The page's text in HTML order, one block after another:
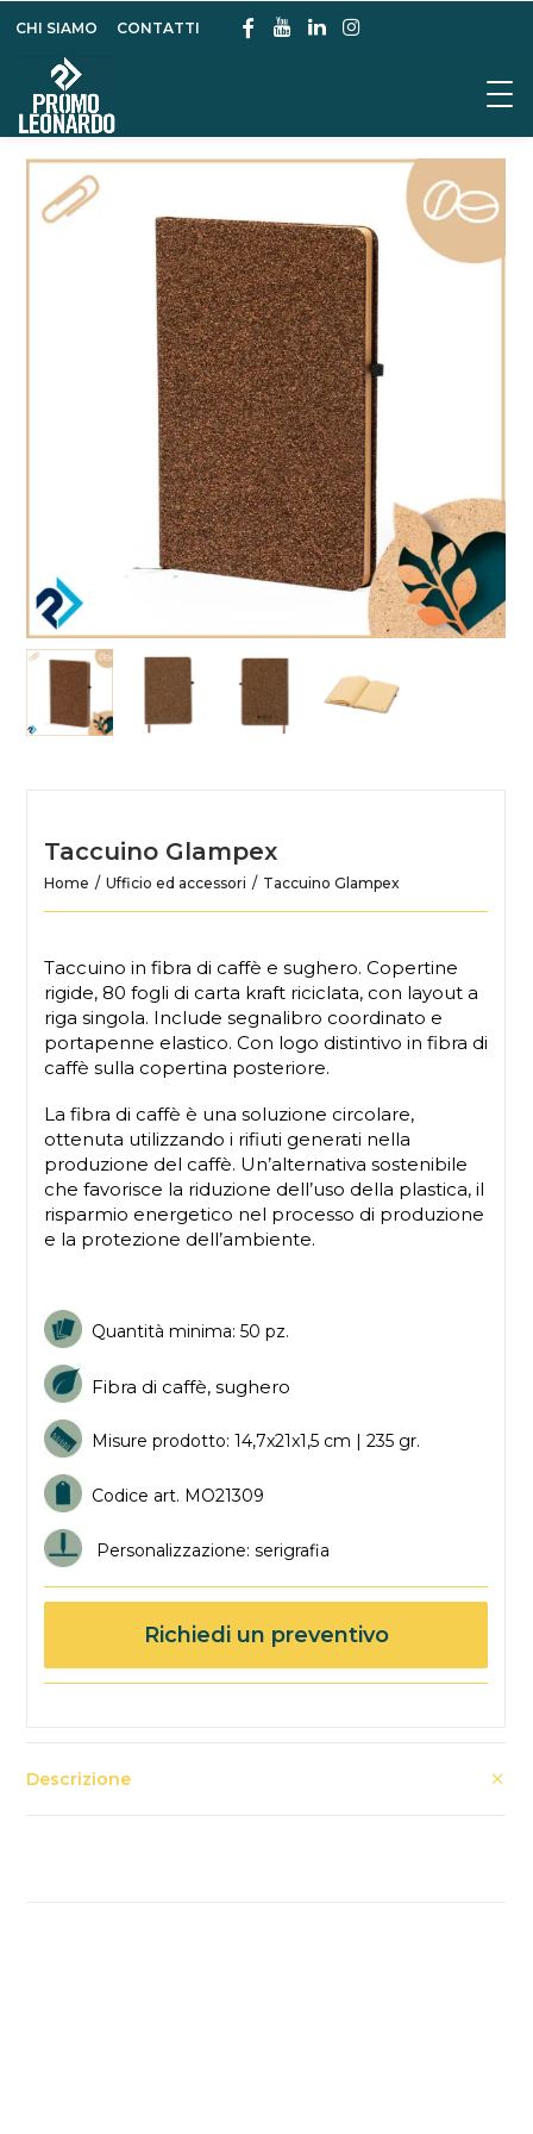
CHI SIAMO CONTATTI
Taccuino Glampex
Home Ufficio ed accessori Taccuino Glampex
Taccuino in fibra di caffè e sughero. Copertine
rigide, 80 fogli di carta kraft riciclata, con layout a
riga singola. Include segnalibro coordinato e
portapenne elastico. Con logo distintivo in fibra di
caffè sulla copertina posteriore.
La fibra di caffè è una soluzione circolare,
ottenuta utilizzando i rifiuti generati nella
produzione del caffè. Un’alternativa sostenibile
che favorisce la riduzione dell’uso della plastica, il
risparmio energetico nel processo di produzione
e la protezione dell’ambiente.
Quantità minima: 50 pz.
Fibra di caffè, sughero
Misure prodotto: 14,7x21x1,5 cm | 235 gr.
Codice art. MO21309
Personalizzazione: serigrafia
Richiedi un preventivo
Descrizione